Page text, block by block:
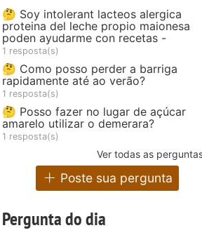
🤔 Soy intolerant lacteos alergica
proteina del leche propio maionesa
poden ayudarme con recetas -
1 resposta(s)
🤔 Como posso perder a barriga
rapidamente até ao verão?
1 resposta(s)
🤔 Posso fazer no lugar de açúcar
amarelo utilizar o demerara?
1 resposta(s)
Ver todas as
Poste sua pergunta
Pergunta do dia